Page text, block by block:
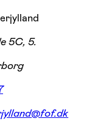
5C, 5.